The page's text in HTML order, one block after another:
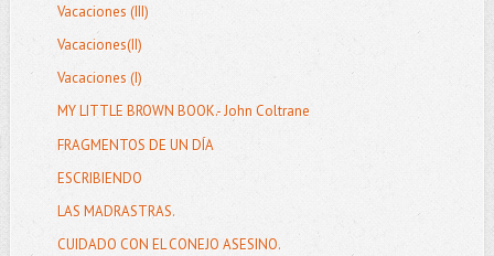
Vacaciones (III)
Vacaciones(II)
Vacaciones (I)
MY LITTLE BROWN BOOK.- John Coltrane
FRAGMENTOS DE UN DÍA
ESCRIBIENDO
LAS MADRASTRAS.
CUIDADO CON EL CONEJO ASESINO.